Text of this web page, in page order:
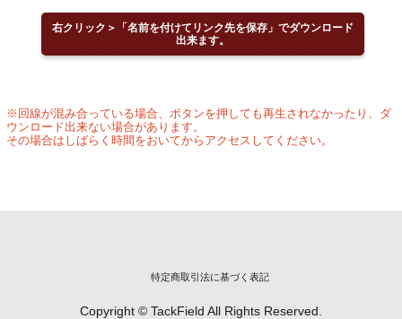
右クリック＞「名前を付けてリンク先を保存」でダウンロード
出来ます。
※回線が混み合っている場合、ボタンを押しても再生されなかったり、ダ
ウンロード出来ない場合があります。
その場合はしばらく時間をおいてからアクセスしてください。
特定商取引法に基づく表記
Copyright © TackField All Rights Reserved.